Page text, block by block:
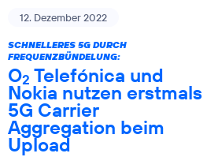
12. Dezember 2022
SCHNELLERES 5G DURCH
FREQUENZBÜNDELUNG:
O2 Telefónica und
Nokia nutzen erstmals
5G Carrier
Aggregation beim
Upload